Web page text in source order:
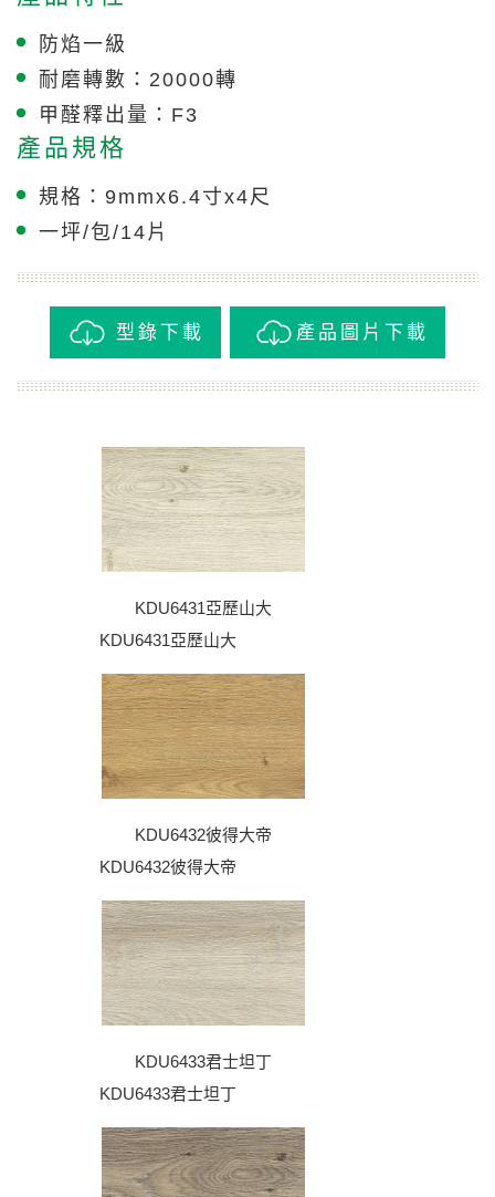
防焰一級
耐磨轉數：20000轉
甲醛釋出量：F3
產品規格
規格：9mmx6.4寸x4尺
一坪/包/14片
型錄下載 產品圖片下載
KDU6431亞歷山大
KDU6431亞歷山大
KDU6432彼得大帝
KDU6432彼得大帝
KDU6433君士坦丁
KDU6433君士坦丁